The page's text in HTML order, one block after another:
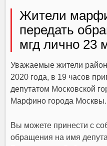
Жители
передать
мгд лично 23
Уважаемые жители
2020 года, в 19 часов
депутатом Московской
Марфино города Москвы.
Вы можете принести с
обращения на имя